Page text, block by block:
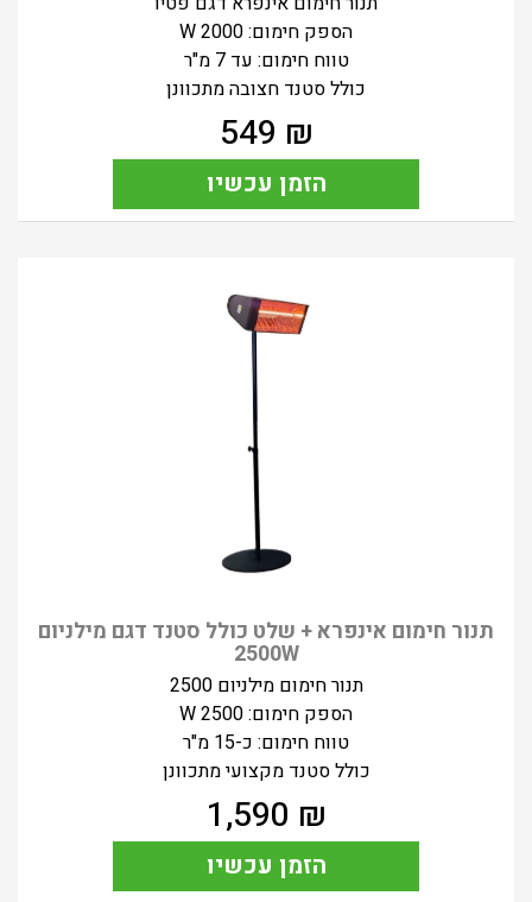
הספק חימום: 2000 W
טווח חימום: עד 7 מ"ר
כולל סטנד חצובה מתכוונן
₪
549
הזמן עכשיו
תנור חימום אינפרא + שלט כולל סטנד דגם מילניום
2500W
תנור חימום מילניום 2500
הספק חימום: 2500 W
טווח חימום: כ-15 מ"ר
כולל סטנד מקצועי מתכוונן
₪
1,590
הזמן עכשיו